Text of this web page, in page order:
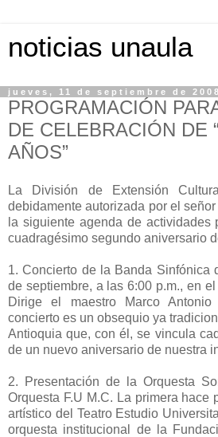
noticias unaula
jueves, 11 de septiembre de 2008
PROGRAMACIÓN
DE CELEBRACIÓN DE
AÑOS”
La División de Extensión
debidamente autorizada por el
la siguiente agenda de actividades
cuadragésimo segundo aniversario
1. Concierto de la Banda Sinfónica
de septiembre, a las 6:00 p.m., en
Dirige el maestro Marco
concierto es un obsequio ya
Antioquia que, con él, se vincula
de un nuevo aniversario de nuestra
2. Presentación de la Orquesta
Orquesta F.U M.C. La primera hace
artístico del Teatro Estudio
orquesta institucional de la